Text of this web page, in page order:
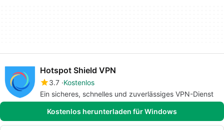
Hotspot Shield VPN
3.7 Kostenlos
Ein sicheres, schnelles und zuverlässiges VPN-Dienst
Kostenlos herunterladen für Windows